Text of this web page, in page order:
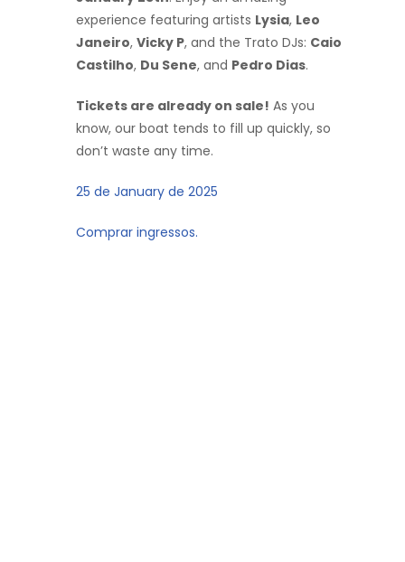
experience featuring artists Lysia, Leo
Janeiro, Vicky P, and the Trato DJs: Caio
Castilho, Du Sene, and Pedro Dias.
Tickets are already on sale! As you
know, our boat tends to fill up quickly, so
don’t waste any time.
25 de January de 2025
Comprar ingressos.